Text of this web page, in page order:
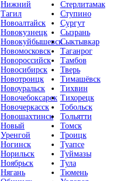
Нижний
Тагил
Новоалтайск
Новокузнецк
Новокуйбышевск
Новомосковск
Новороссийск
Новосибирск
Новотроицк
Новоуральск
Новочебоксарск
Новочеркасск
Новошахтинск
Новый
Уренгой
Ногинск
Норильск
Ноябрьск
Нягань
Стерлитамак
Ступино
Сургут
Сызрань
Сыктывкар
Таганрог
Тамбов
Тверь
Тимашёвск
Тихвин
Тихорецк
Тобольск
Тольятти
Томск
Троицк
Туапсе
Туймазы
Тула
Тюмень